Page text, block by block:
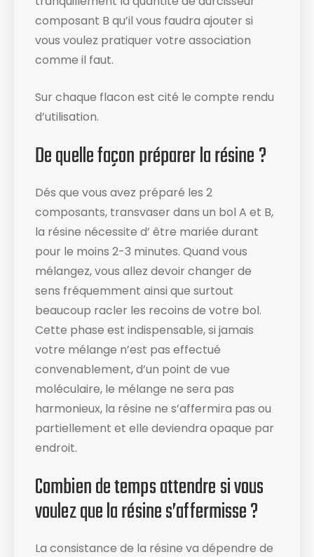
composant B qu’il vous faudra ajouter si
vous voulez pratiquer votre association
comme il faut.
Sur chaque flacon est cité le compte rendu
d’utilisation​.
De quelle façon préparer la résine ?
Dés que vous avez préparé les 2
composants, transvaser dans un bol A et B,
la résine nécessite d’ être mariée durant
pour le moins 2-3 minutes. Quand vous
mélangez, vous allez devoir changer de
sens fréquemment ainsi que surtout
beaucoup racler les recoins de votre bol​.
Cette phase est indispensable, si jamais
votre mélange n’est pas effectué
convenablement, d’un point de vue
moléculaire, le mélange ne sera pas
harmonieux, la résine ne s’affermira pas ou
partiellement et elle deviendra opaque par
endroit.
Combien de temps attendre si vous
voulez que la résine s’affermisse ?
La consistance de la résine va dépendre de